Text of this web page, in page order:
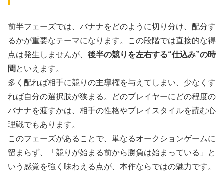
前半フェーズでは、バナナをどのように切り分け、配分す
るかが重要なテーマになります。この段階では直接的な得
点は発生しませんが、 後半の競りを左右する“仕込み”の時
間 といえます。
多く配れば相手に競りの主導権を与えてしまい、少なくす
れば自分の選択肢が狭まる。どのプレイヤーにどの程度の
バナナを渡すかは、相手の性格やプレイスタイルを読む心
理戦でもあります。
このフェーズがあることで、単なるオークションゲームに
留まらず、「競りが始まる前から勝負は始まっている」と
いう感覚を強く味わえる点が、本作ならではの魅力です。